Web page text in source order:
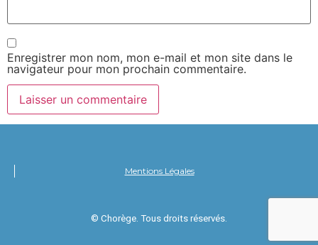
Enregistrer mon nom, mon e-mail et mon site dans le
navigateur pour mon prochain commentaire.
Mentions Légales
© Chorège. Tous droits réservés.